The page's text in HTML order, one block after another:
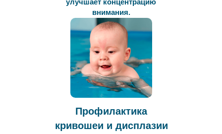
улучшает концентрацию
внимания.
Профилактика
кривошеи и дисплазии